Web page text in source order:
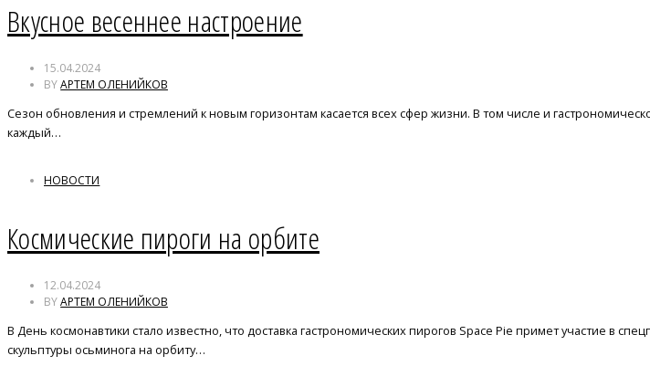
Вкусное весеннее настроение
15.04.2024
BYАРТЕМ ОЛЕНИЙКОВ
Сезон обновления и стремлений к новым горизонтам касается всех сфер жизни. В том числе и
каждый…
НОВОСТИ
Космические пироги на орбите
12.04.2024
BYАРТЕМ ОЛЕНИЙКОВ
В День космонавтики стало известно, что доставка гастрономических пирогов Space Pie примет участие в
скульптуры осьминога на орбиту…